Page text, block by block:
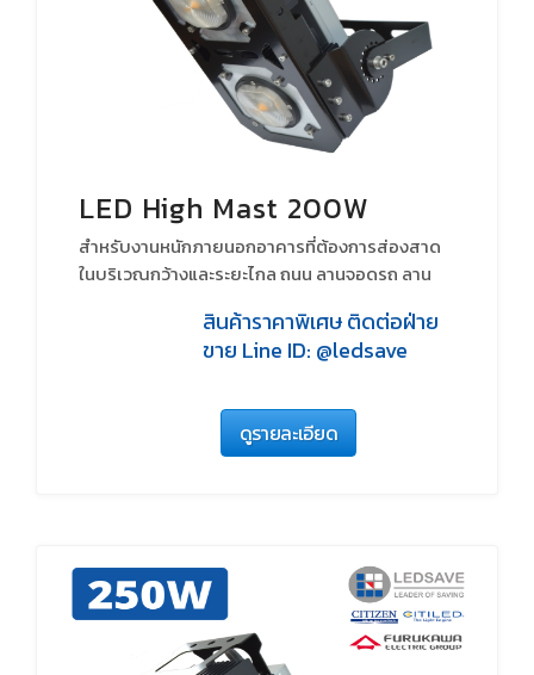
LED High Mast 200W
สำหรับงานหนักภายนอกอาคารที่ต้องการส่องสาด
ในบริเวณกว้างและระยะไกล ถนน ลานจอดรถ ลาน
สินค้าราคาพิเศษ ติดต่อฝ่าย
ขาย Line ID: @ledsave
ดูรายละเอียด